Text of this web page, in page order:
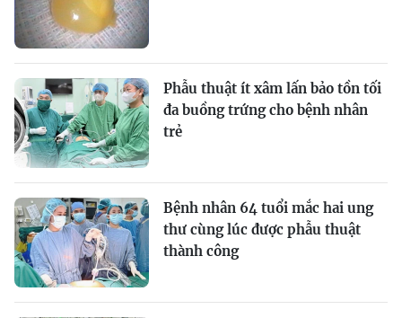
Phẫu thuật ít xâm lấn bảo tồn tối
đa buồng trứng cho bệnh nhân
trẻ
Bệnh nhân 64 tuổi mắc hai ung
thư cùng lúc được phẫu thuật
thành công